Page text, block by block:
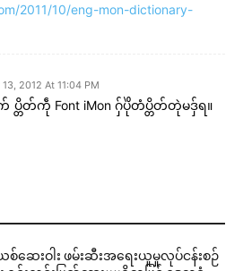
ရိုၚ်ဗၠးၜးမန်
သၞောတ် (IMEI) ကမ္မယှေန်ပၞာန်တ
2011/10/eng-mon-dictionary-
2012 At 11:04 PM
တ်ကဵု Font iMon ဂှ်ပိုဲတံပ္တိတ်တုဲမဒှ်ရ။
စ်ဆေးဝါး ဖမ်းဆီးအရေးယူမှုလုပ်ငန်းစဉ်